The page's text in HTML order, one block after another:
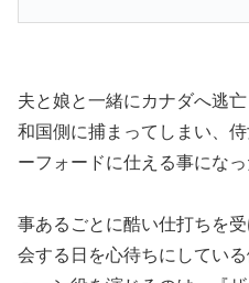
夫と娘と一緒にカナダへ逃
和国側に捕まってしまい、
ーフォードに仕える事になっ
事あるごとに酷い仕打ちを
会する日を心待ちにしてい